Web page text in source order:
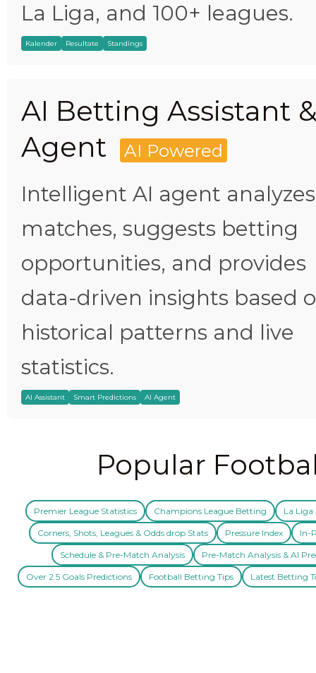
La Liga, and 100+ leagues.
Kalender Resultate Standings
AI Betting Assistant
Agent
AI Powered
Intelligent AI agent analyzes
matches, suggests betting
opportunities, and provides
data-driven insights based
historical patterns and live
statistics.
AI Assistant Smart Predictions AI Agent
Popular
Premier League Statistics Champions League Betting La Liga
Corners, Shots, Leagues & Odds drop Stats Pressure Index In-
Schedule & Pre-Match Analysis Pre-Match Analysis & AI
Over 2.5 Goals Predictions Football Betting Tips Latest Betting